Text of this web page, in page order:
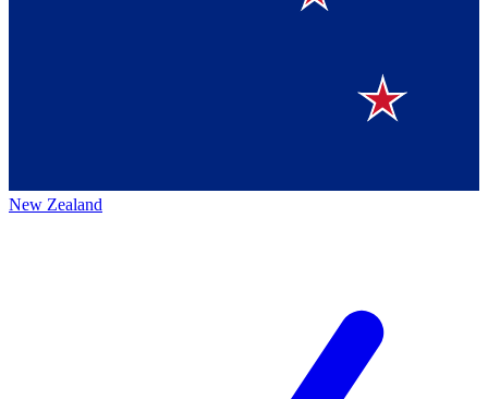
New Zealand